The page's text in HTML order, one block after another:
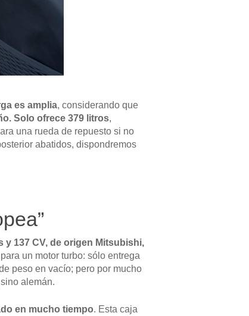
es amplia, considerando que
Solo ofrece 379 litros,
una rueda de repuesto si no
abatidos, dispondremos
137 CV, de origen Mitsubishi,
un motor turbo: sólo entrega
peso en vacío; pero por mucho
alemán.
en mucho tiempo. Esta caja